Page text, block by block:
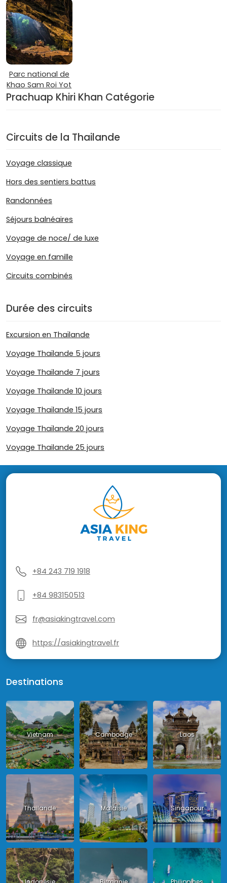
Parc national de
Khao Sam Roi Yot
Prachuap Khiri Khan Catégorie
Circuits de la Thailande
Voyage classique
Hors des sentiers battus
Randonnées
Séjours balnéaires
Voyage de noce/ de luxe
Voyage en famille
Circuits combinés
Durée des circuits
Excursion en Thaïlande
Voyage Thaïlande 5 jours
Voyage Thaïlande 7 jours
Voyage Thaïlande 10 jours
Voyage Thaïlande 15 jours
Voyage Thaïlande 20 jours
Voyage Thailande 25 jours
+84 243 719 1918
+84 983150513
fr@asiakingtravel.com
https://asiakingtravel.fr
Destinations
Vietnam Cambodge Laos
Thailande Malaisie Singapour